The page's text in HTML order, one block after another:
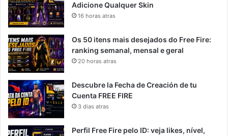
Adicione Qualquer Skin
16 horas atras
Os 50 itens mais desejados do Free Fire:
ranking semanal, mensal e geral
20 horas atras
Descubre la Fecha de Creación de tu
Cuenta FREE FIRE
3 dias atras
Perfil Free Fire pelo ID: veja likes, nível,